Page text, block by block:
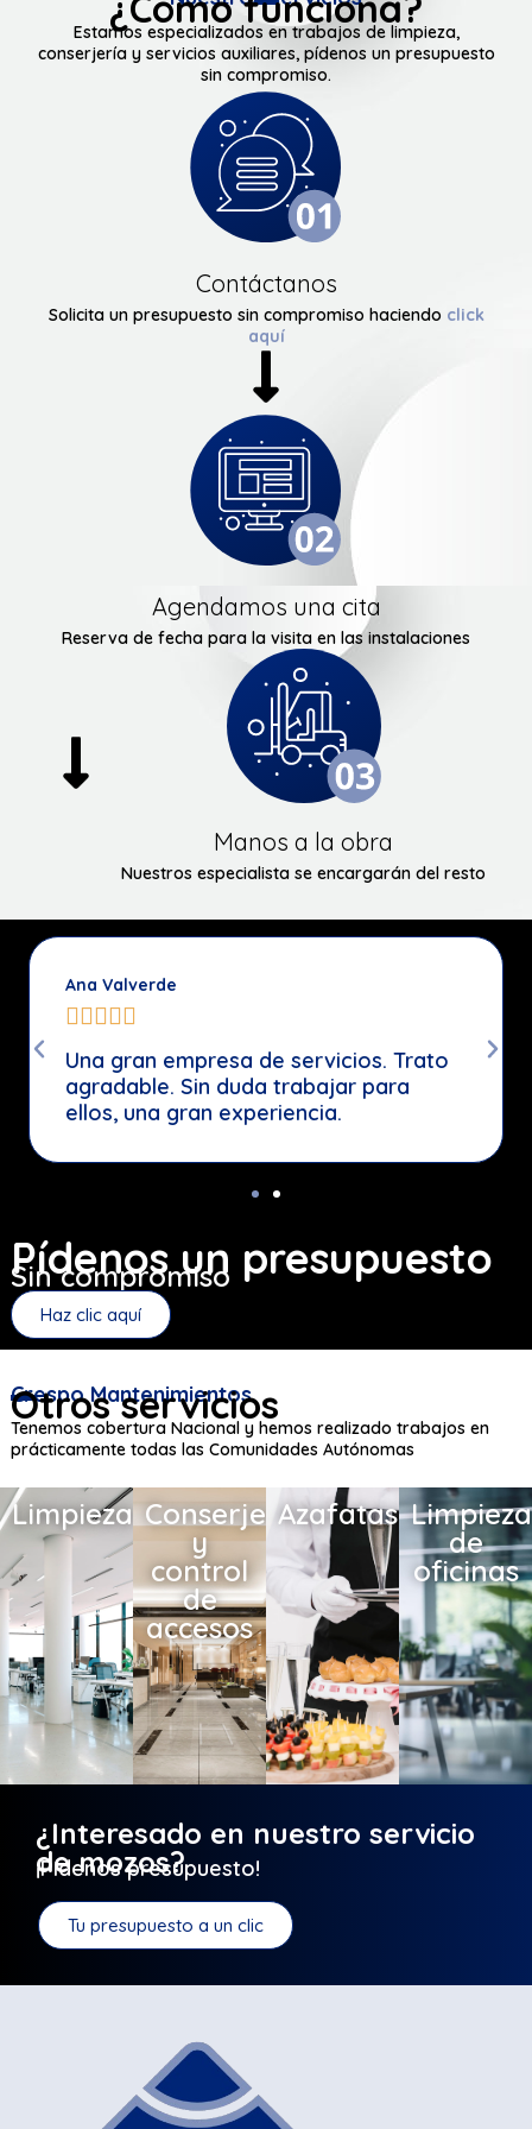
Estamos especializados en trabajos de limpieza,
conserjería y servicios auxiliares, pídenos un presupuesto
sin compromiso.
Contáctanos
Solicita un presupuesto sin compromiso haciendo click
aquí
Agendamos una cita
Reserva de fecha para la visita en las instalaciones
Manos a la obra
Nuestros especialista se encargarán del resto
servicios. Trato
para
Muy buena empresa y
excelente.
Pídenos un presupuesto
Sin compromiso
Haz clic aquí
Crespo Mantenimientos
Otros servicios
Tenemos cobertura Nacional y hemos realizado trabajos en
prácticamente todas las Comunidades Autónomas
Limpieza Conserjería
y
control
de
accesos
Azafatas Limpieza
de
oficinas
¿Interesado en nuestro servicio
de mozos?
¡Pídenos presupuesto!
Tu presupuesto a un clic